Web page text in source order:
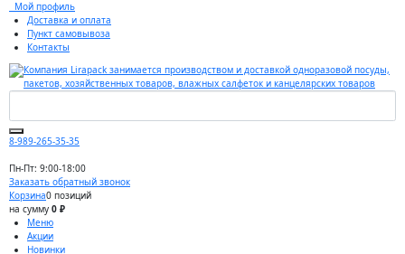
Мой профиль
Доставка и оплата
Пункт самовывоза
Контакты
8-989-265-35-35
Пн-Пт: 9:00-18:00
Заказать обратный звонок
Корзина0 позиций
на сумму 0 ₽
Меню
Акции
Новинки